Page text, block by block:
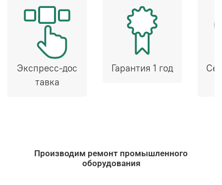
Экспресс-дос
тавка
Гарантия 1 год
Производим ремонт промышленного
оборудования